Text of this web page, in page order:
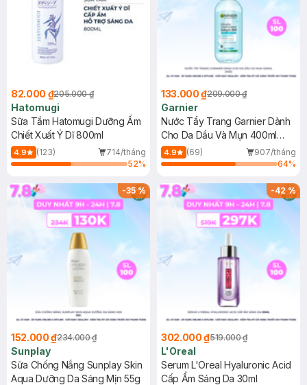
82.000 ₫205.000 ₫
Hatomugi
Sữa Tắm Hatomugi Dưỡng Ẩm
Chiết Xuất Ý Dĩ 800ml
4.9 (123)
714/tháng
52%
133.000 ₫209.000 ₫
Garnier
Nước Tẩy Trang Garnier Dành
Cho Da Dầu Và Mụn 400ml
(Mới)
4.9 (69)
907/tháng
64%
-35%
152.000 ₫234.000 ₫
Sunplay
Sữa Chống Nắng Sunplay Skin
Aqua Dưỡng Da Sáng Mịn 55g
-42%
302.000 ₫519.000 ₫
L'Oreal
Serum L'Oreal Hyaluronic Acid
Cấp Ẩm Sáng Da 30ml